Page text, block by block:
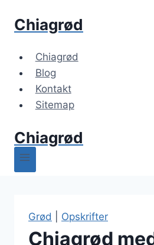
Chiagrød
Chiagrød
Blog
Kontakt
Sitemap
Chiagrød
Grød Opskrifter
Chiagrød